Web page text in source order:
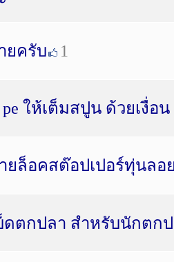
ยครับ 1
ให้เต็มสปูน ด้วยเงื่อน
ยล็อคสต๊อปเปอร์ทุ่นลอ
ดตกปลา สำหรับนักตกป